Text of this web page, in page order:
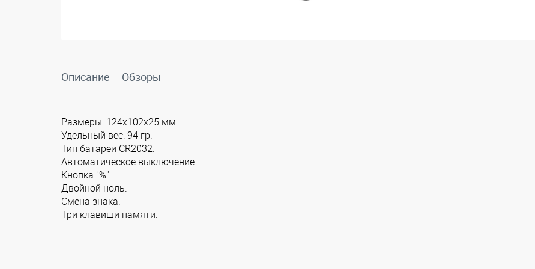
Описание Обзоры
Размеры: 124x102x25 мм
Удельный вес: 94 гр.
Тип батареи CR2032.
Автоматическое выключение.
Кнопка "%" .
Двойной ноль.
Смена знака.
Три клавиши памяти.